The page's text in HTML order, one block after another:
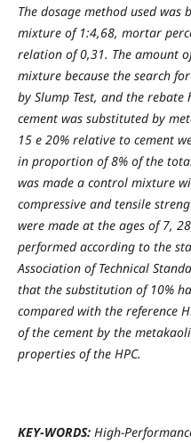
The dosage method used was
mixture of 1:4,68, mortar
relation of 0,31. The amount
mixture because the search
by Slump Test, and the
cement was substituted by
15 e 20% relative to cement
in proportion of 8% of the
was made a control mixture
compressive and tensile
were made at the ages of 7,
performed according to the
Association of Technical
that the substitution of 10%
compared with the reference
of the cement by the
properties of the HPC.
KEY-WORDS: High-